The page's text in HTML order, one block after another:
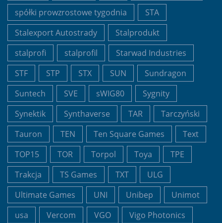
spółki prowzrostowe tygodnia
STA
Stalexport Autostrady
Stalprodukt
stalprofi
stalprofil
Starwad Industries
STF
STP STX SUN
Sundragon
Suntech
SVE sWIG80
Sygnity
Synektik
Synthaverse TAR
Tarczyński
Tauron
TEN Ten Square Games
Text
TOP15
TOR Torpol Toya
TPE
Trakcja
TS Games TXT
ULG
Ultimate Games
UNI Unibep
Unimot
usa
Vercom VGO
Vigo Photonics